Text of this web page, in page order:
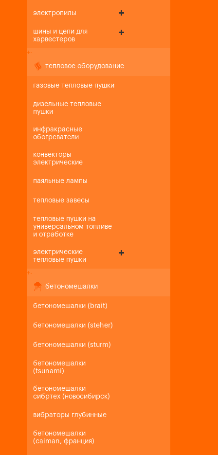
электропилы
шины и цепи для
харвестеров
+-
тепловое оборудование
газовые тепловые пушки
дизельные тепловые
пушки
инфракрасные
обогреватели
конвекторы
электрические
паяльные лампы
тепловые завесы
тепловые пушки на
универсальном топливе
и отработке
электрические
тепловые пушки
+-
бетономешалки
бетономешалки (brait)
бетономешалки (steher)
бетономешалки (sturm)
бетономешалки
(tsunami)
бетономешалки
сибртех (новосибирск)
вибраторы глубинные
бетономешалки
(caiman, франция)